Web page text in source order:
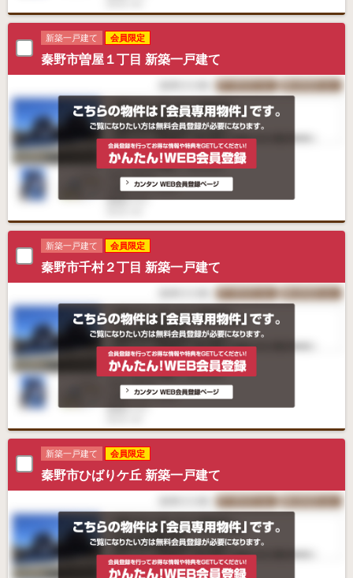
新築一戸建て 会員限定
秦野市曽屋１丁目 新築一戸建て
新築一戸建て 会員限定
秦野市千村２丁目 新築一戸建て
新築一戸建て 会員限定
秦野市ひばりケ丘 新築一戸建て